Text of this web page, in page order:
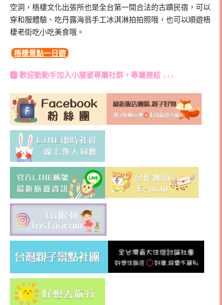
空洞，梧棲文化出張所也是全台第一間合法的古蹟民宿，可以
穿和服體驗、吃丹露海翁手工冰淇淋拍拍照哦，也可以順遊梧
棲老街吃小吃美食哦。
梧棲景點一日遊
🆅 歡迎動動手加入小腹婆專屬社群 ，專屬連結 ↓↓↓